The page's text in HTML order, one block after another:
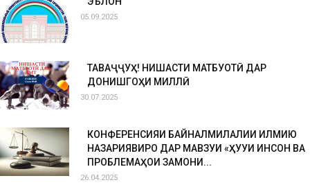
05.09.2025
ТАВАҶҶУҲ! НИШАСТИ МАТБУОТӢ ДАР
ДОНИШГОҲИ МИЛЛӢ
30.07.2025
КОНФЕРЕНСИЯИ БАЙНАЛМИЛАЛИИ ИЛМИЮ
НАЗАРИЯВИРО ДАР МАВЗУИ «ҲУҚУҚИ ИНСОН ВА
ПРОБЛЕМАҲОИ ЗАМОНИ...
26.04.2025